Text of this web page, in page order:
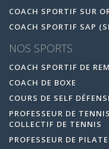
COACH SPORTIF SUR
COACH SPORTIF SAP
NOS SPORTS
COACH SPORTIF DE
COACH DE BOXE
COURS DE SELF
PROFESSEUR DE
COLLECTIF DE TENNIS
PROFESSEUR DE